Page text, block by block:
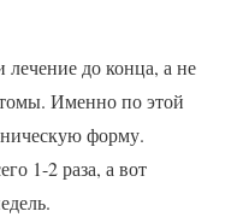
лечение до конца, а не
Именно по этой
форму.
1-2 раза, а вот